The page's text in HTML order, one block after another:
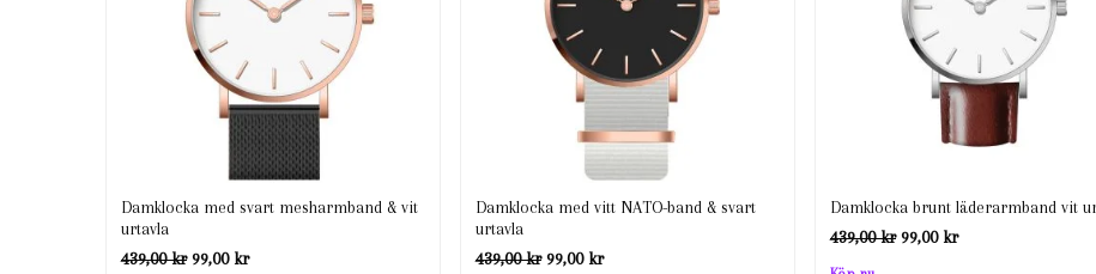
Damklocka med svart mesharmband & vit
urtavla
439,00kr Det
99,00 krDet
Damklocka med vitt NATO-band & svart
urtavla
439,00kr Det
99,00 krDet
Damklocka brunt läderarmband vit
439,00kr Det
99,00 krDet